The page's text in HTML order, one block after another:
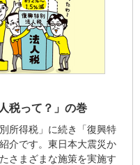
税って？」の巻
所得税」に続き「復興特
介です。東日本大震災か
さまざまな施策を実施す